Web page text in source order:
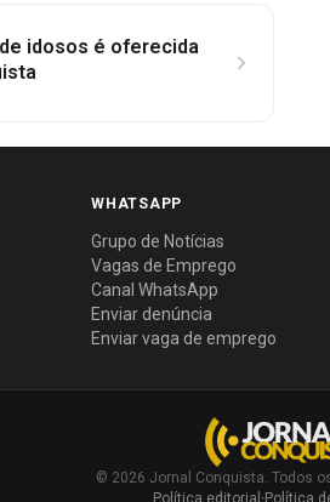
idosos é oferecida
WHATSAPP
Grupo de Notícias
Vagas de Emprego
Canal WhatsApp
Enviar denúncia
Enviar vaga de emprego
© 2026 Jornal Conquista. Todos
Política editorial · Política